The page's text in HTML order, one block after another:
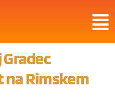
na Rimskem